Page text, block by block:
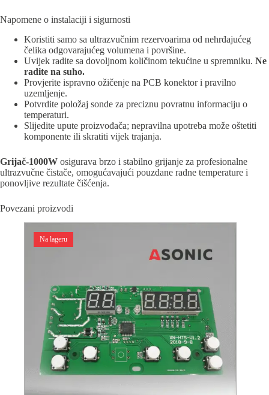
Napomene o instalaciji i sigurnosti
Koristiti samo sa ultrazvučnim rezervoarima od nehrđajućeg
čelika odgovarajućeg volumena i površine.
Uvijek radite sa dovoljnom količinom tekućine u spremniku. Ne
radite na suho.
Provjerite ispravno ožičenje na PCB konektor i pravilno
uzemljenje.
Potvrdite položaj sonde za preciznu povratnu informaciju o
temperaturi.
Slijedite upute proizvođača; nepravilna upotreba može oštetiti
komponente ili skratiti vijek trajanja.
Grijač-1000W osigurava brzo i stabilno grijanje za profesionalne
ultrazvučne čistače, omogućavajući pouzdane radne temperature i
ponovljive rezultate čišćenja.
Povezani proizvodi
Na lageru